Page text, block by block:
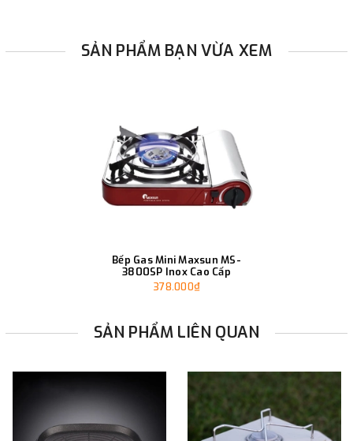
SẢN PHẨM BẠN VỪA XEM
Bếp Gas Mini Maxsun MS-
3800SP Inox Cao Cấp
378.000₫
SẢN PHẨM LIÊN QUAN